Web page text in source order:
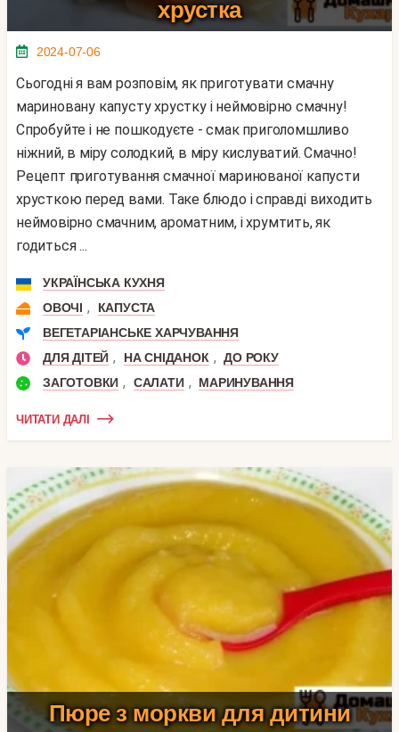
хрустка
2024-07-06
Сьогодні я вам розповім, як приготувати смачну
мариновану капусту хрустку і неймовірно смачну!
Спробуйте і не пошкодуєте - смак приголомшливо
ніжний, в міру солодкий, в міру кислуватий. Смачно!
Рецепт приготування смачної маринованої капусти
хрусткою перед вами. Таке блюдо і справді виходить
неймовірно смачним, ароматним, і хрумтить, як
годиться ...
УКРАЇНСЬКА КУХНЯ
ОВОЧІ ,
КАПУСТА
ВЕГЕТАРІАНСЬКЕ ХАРЧУВАННЯ
ДЛЯ ДІТЕЙ , НА СНІДАНОК , ДО РОКУ
ЗАГОТОВКИ , САЛАТИ , МАРИНУВАННЯ
ЧИТАТИ ДАЛІ
Пюре з моркви для дитини